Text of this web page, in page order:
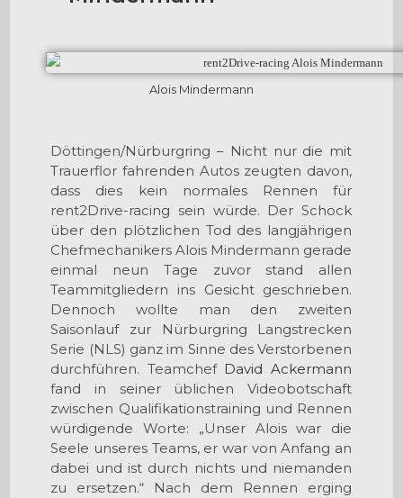
Alois Mindermann
Döttingen/Nürburgring – Nicht nur die mit
Trauerflor fahrenden Autos zeugten davon,
dass dies kein normales Rennen für
rent2Drive-racing sein würde. Der Schock
über den plötzlichen Tod des langjährigen
Chefmechanikers Alois Mindermann gerade
einmal neun Tage zuvor stand allen
Teammitgliedern ins Gesicht geschrieben.
Dennoch wollte man den zweiten
Saisonlauf zur Nürburgring Langstrecken
Serie (NLS) ganz im Sinne des Verstorbenen
durchführen. Teamchef David Ackermann
fand in seiner üblichen Videobotschaft
zwischen Qualifikationstraining und Rennen
würdigende Worte: „Unser Alois war die
Seele unseres Teams, er war von Anfang an
dabei und ist durch nichts und niemanden
zu ersetzen.“ Nach dem Rennen erging